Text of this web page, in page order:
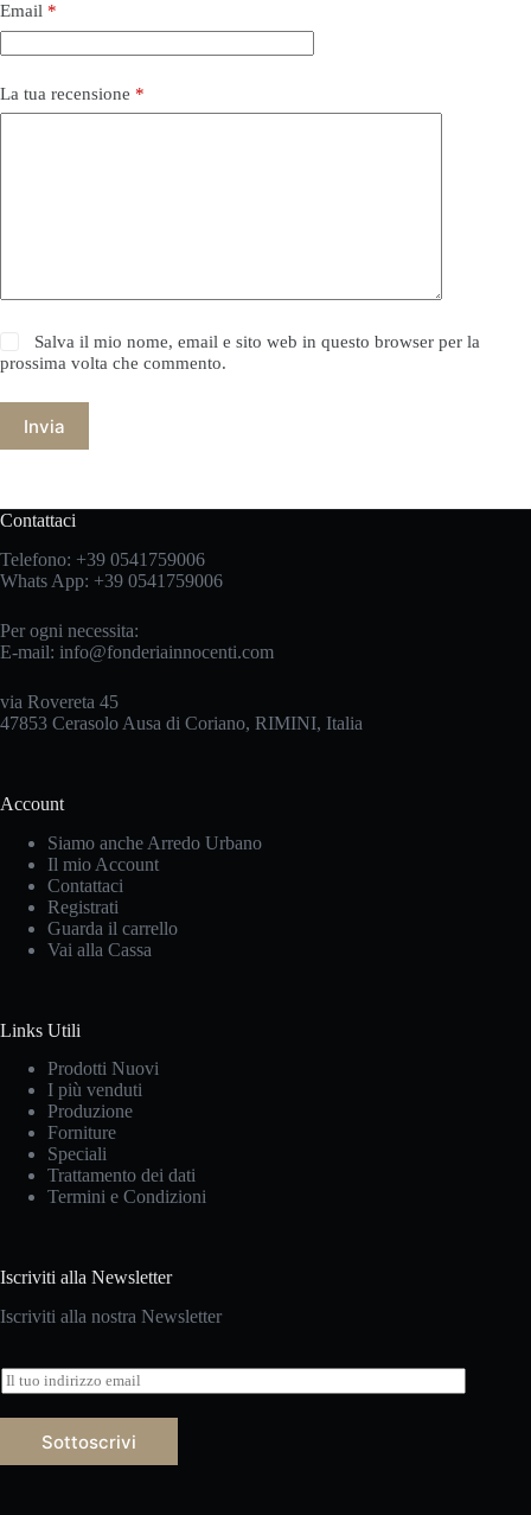
Email *
La tua recensione *
Salva il mio nome, email e sito web in questo browser per la
prossima volta che commento.
Invia
Contattaci
Telefono: +39 0541759006
Whats App: +39 0541759006
Per ogni necessita:
E-mail: info@fonderiainnocenti.com
via Rovereta 45
47853 Cerasolo Ausa di Coriano, RIMINI, Italia
Account
Siamo anche Arredo Urbano
Il mio Account
Contattaci
Registrati
Guarda il carrello
Vai alla Cassa
Links Utili
Prodotti Nuovi
I più venduti
Produzione
Forniture
Speciali
Trattamento dei dati
Termini e Condizioni
Iscriviti alla Newsletter
Iscriviti alla nostra Newsletter
E
m
a
Sottoscrivi